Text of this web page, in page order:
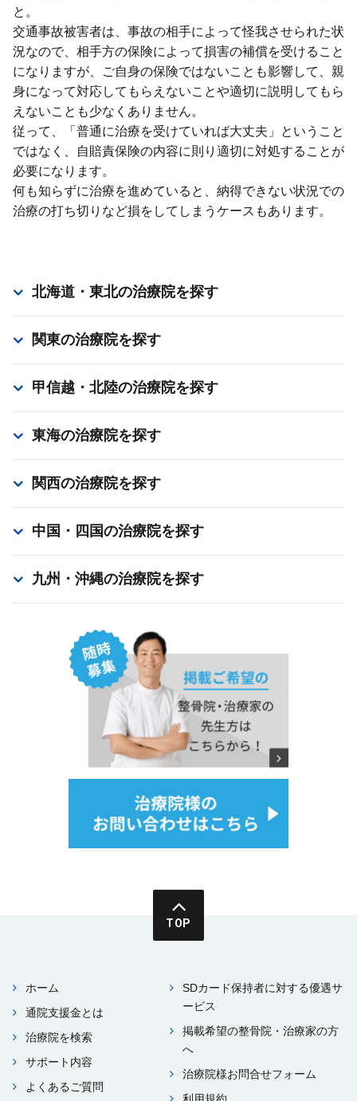
と。
交通事故被害者は、事故の相⼿によって怪我させられた状
況なので、相⼿⽅の保険によって損害の補償を受けること
になりますが、ご⾃⾝の保険ではないことも影響して、親
⾝になって対応してもらえないことや適切に説明してもら
えないことも少なくありません。
従って、「普通に治療を受けていれば⼤丈夫」ということ
ではなく、⾃賠責保険の内容に則り適切に対処することが
必要になります。
何も知らずに治療を進めていると、納得できない状況での
治療の打ち切りなど損をしてしまうケースもあります。
北海道・東北の治療院を探す
関東の治療院を探す
甲信越・北陸の治療院を探す
東海の治療院を探す
関西の治療院を探す
中国・四国の治療院を探す
九州・沖縄の治療院を探す
TOP
ホーム
通院⽀援⾦とは
治療院を検索
サポート内容
よくあるご質問
SDカード保持者に対する優遇サ
ービス
掲載希望の整⾻院・治療家の⽅
へ
治療院様お問合せフォーム